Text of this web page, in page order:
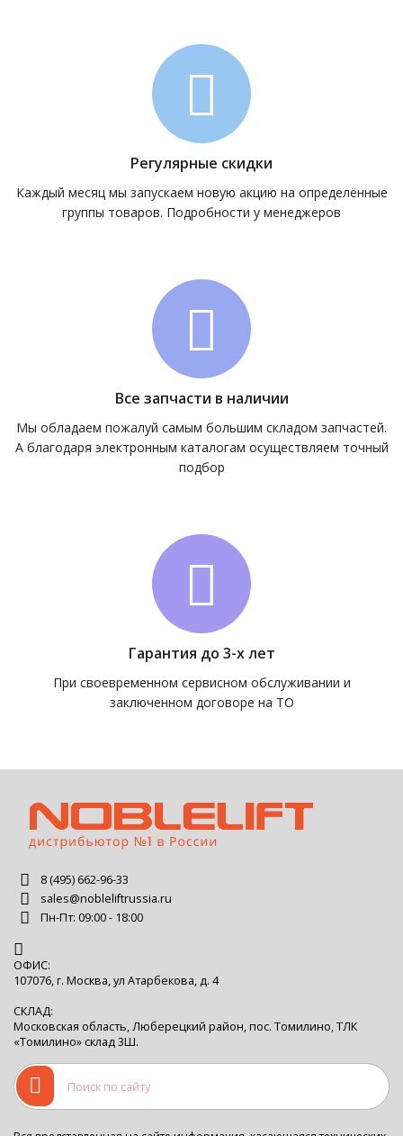
Регулярные скидки
Каждый месяц мы запускаем новую акцию на определённые
группы товаров. Подробности у менеджеров
Все запчасти в наличии
Мы обладаем пожалуй самым большим складом запчастей.
А благодаря электронным каталогам осуществляем точный
подбор
Гарантия до 3-х лет
При своевременном сервисном обслуживании и
заключенном договоре на ТО
8 (495) 662-96-33
sales@nobleliftrussia.ru
Пн-Пт: 09:00 - 18:00
ОФИС:
107076, г. Москва, ул Атарбекова, д. 4
СКЛАД:
Московская область, Люберецкий район, пос. Томилино, ТЛК
«Томилино» склад 3Ш.